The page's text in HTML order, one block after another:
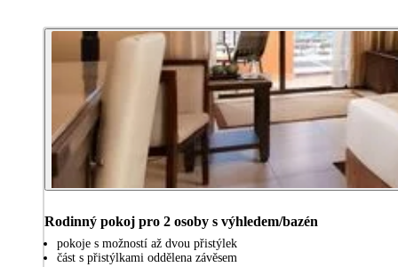
Rodinný pokoj pro 2 osoby s výhledem/bazén
pokoje s možností až dvou přistýlek
část s přistýlkami oddělena závěsem